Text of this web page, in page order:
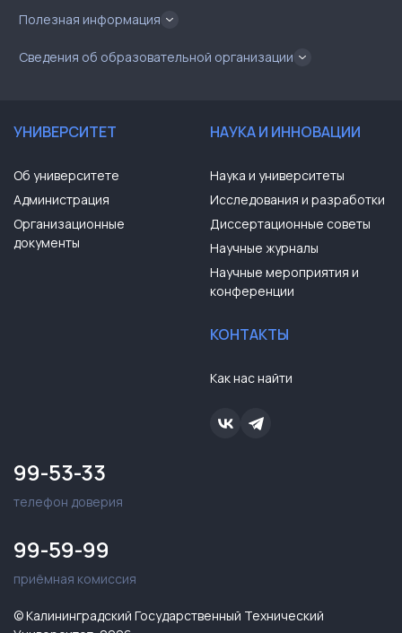
Полезная информация
Сведения об образовательной организации
УНИВЕРСИТЕТ
Об университете
Администрация
Организационные
документы
НАУКА И ИННОВАЦИИ
Наука и университеты
Исследования и разработки
Диссертационные советы
Научные журналы
Научные мероприятия и
конференции
КОНТАКТЫ
Как нас найти
99-53-33
телефон доверия
99-59-99
приёмная комиссия
© Калининградский Государственный Технический